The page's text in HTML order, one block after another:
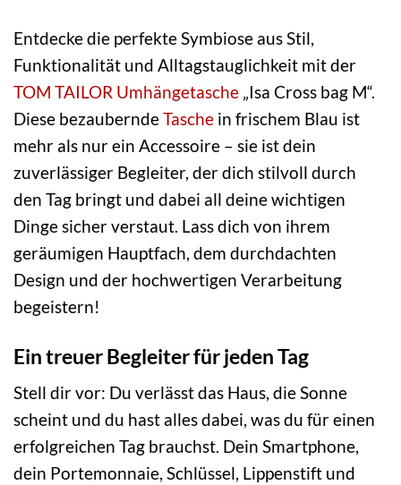
Entdecke die perfekte Symbiose aus Stil,
Funktionalität und Alltagstauglichkeit mit der
TOM TAILOR Umhängetasche „Isa Cross bag M“.
Diese bezauberndeTasche in frischem Blau ist
mehr als nur ein Accessoire – sie ist dein
zuverlässiger Begleiter, der dich stilvoll durch
den Tag bringt und dabei all deine wichtigen
Dinge sicher verstaut. Lass dich von ihrem
geräumigen Hauptfach, dem durchdachten
Design und der hochwertigen Verarbeitung
begeistern!
Ein treuer Begleiter für jeden Tag
Stell dir vor: Du verlässt das Haus, die Sonne
scheint und du hast alles dabei, was du für einen
erfolgreichen Tag brauchst. Dein Smartphone,
dein Portemonnaie, Schlüssel, Lippenstift und